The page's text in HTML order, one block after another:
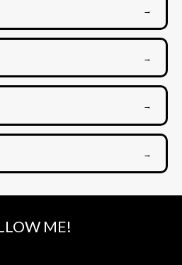
→
→
→
→
ME!